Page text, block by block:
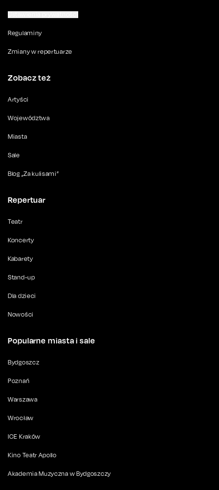
Regulaminy
Zmiany w repertuarze
Zobacz też
Artyści
Województwa
Miasta
Sale
Blog „Za kulisami”
Repertuar
Teatr
Koncerty
Kabarety
Stand-up
Dla dzieci
Nowości
Popularne miasta i sale
Bydgoszcz
Poznań
Warszawa
Wrocław
ICE Kraków
Kino Teatr Apollo
Akademia Muzyczna w Bydgoszczy